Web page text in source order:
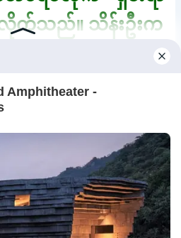
က်သည်။ သိန်းဦးက
ချွတ်ရင်း… ” ဆရာမ
အရည် ထွက်နေပါ
းထိုင်း ဖြစ်နေပြီ။
… ဆရာမ ” ဆရာမဆို
အကျပ်ကိုင် ခံရသည်
သို့သော် သိပ်မရှက်
မြင့်နေသည်